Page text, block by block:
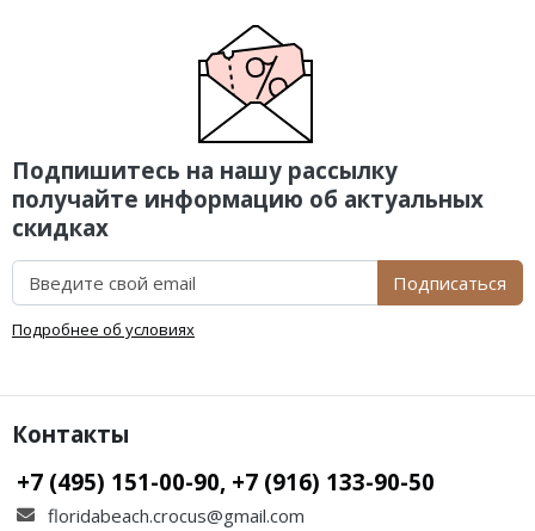
Подпишитесь на нашу рассылку
получайте информацию об актуальных
скидках
Подписаться
Подробнее об условиях
Контакты
+7 (495) 151-00-90, +7 (916) 133-90-50
floridabeach.crocus@gmail.com